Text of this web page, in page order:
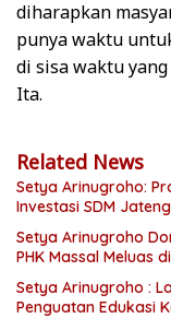
diharapkan
punya waktu
di sisa waktu
Ita.
Related News
Setya Arinugroho:
Investasi SDM Jateng
Setya Arinugroho
PHK Massal Meluas
Setya Arinugroho :
Penguatan Edukasi